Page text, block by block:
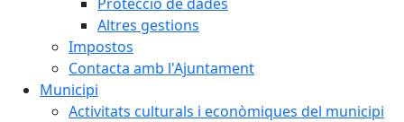
Altres gestions
Impostos
Contacta amb l'Ajuntament
Municipi
Activitats culturals i econòmiques del municipi